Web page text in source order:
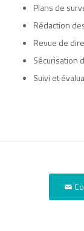
Plans de
Rédaction
Revue de
Sécurisation
Suivi et